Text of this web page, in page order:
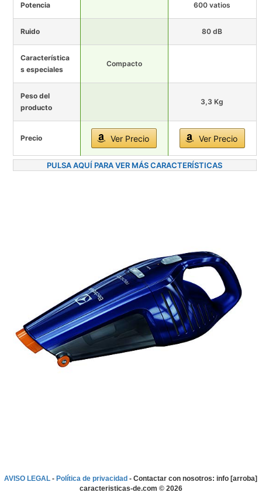
Potencia 600 vatios
Ruido 80 dB
Característica
s especiales
Compacto
Peso del
producto
3,3 Kg
Precio Ver Precio Ver Precio
PULSA AQUÍ PARA VER MÁS CARACTERÍSTICAS
AVISO LEGAL -Política de privacidad - Contactar con nosotros: info [arroba]
caracteristicas-de.com © 2026